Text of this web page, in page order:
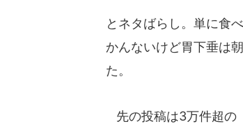
とネタばらし。単に食
かんないけど胃下垂は
た。
先の投稿は3万件超の